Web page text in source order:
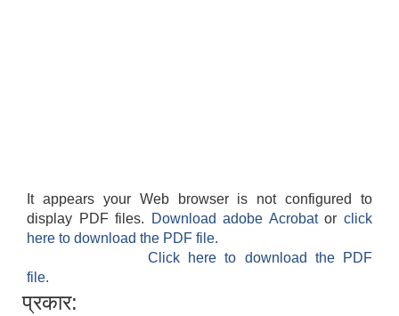
It appears your Web browser is not configured to
display PDF files.
Download adobe Acrobatorclick
here to download the PDF file.
Click here to download the PDF
file.
प्रकार: